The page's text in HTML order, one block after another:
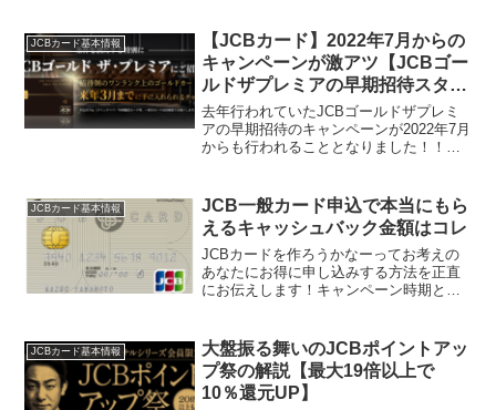
と疑問に思っている方に向けて、今現在
のJCBカードはど...
JCBカード基本情報
【JCBカード】2022年7月からの
キャンペーンが激アツ【JCBゴー
ルドザプレミアの早期招待スター
ト】
去年行われていたJCBゴールドザプレミ
アの早期招待のキャンペーンが2022年7月
からも行われることとなりました！！去
を発行して利用してみてください。さら
にJCBプラ...
JCBカード基本情報
JCB一般カード申込で本当にもら
えるキャッシュバック金額はコレ
JCBカードを作ろうかなーってお考えの
あなたにお得に申し込みする方法を正直
にお伝えします！キャンペーン時期と通
ギフトカードのプレゼント額を把握して
おきましょう。現在2...
JCBカード基本情報
大盤振る舞いのJCBポイントアッ
プ祭の解説【最大19倍以上で
10％還元UP】